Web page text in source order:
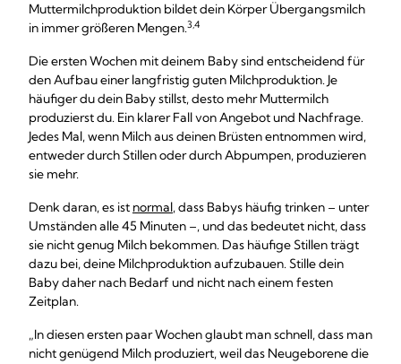
Muttermilchproduktion bildet dein Körper Übergangsmilch
in immer größeren Mengen.3,4
Die ersten Wochen mit deinem Baby sind entscheidend für
den Aufbau einer langfristig guten Milchproduktion. Je
häufiger du dein Baby stillst, desto mehr Muttermilch
produzierst du. Ein klarer Fall von Angebot und Nachfrage.
Jedes Mal, wenn Milch aus deinen Brüsten entnommen wird,
entweder durch Stillen oder durch Abpumpen, produzieren
sie mehr.
Denk daran, es ist normal, dass Babys häufig trinken – unter
Umständen alle 45 Minuten –, und das bedeutet nicht, dass
sie nicht genug Milch bekommen. Das häufige Stillen trägt
dazu bei, deine Milchproduktion aufzubauen. Stille dein
Baby daher nach Bedarf und nicht nach einem festen
Zeitplan.
„In diesen ersten paar Wochen glaubt man schnell, dass man
nicht genügend Milch produziert, weil das Neugeborene die